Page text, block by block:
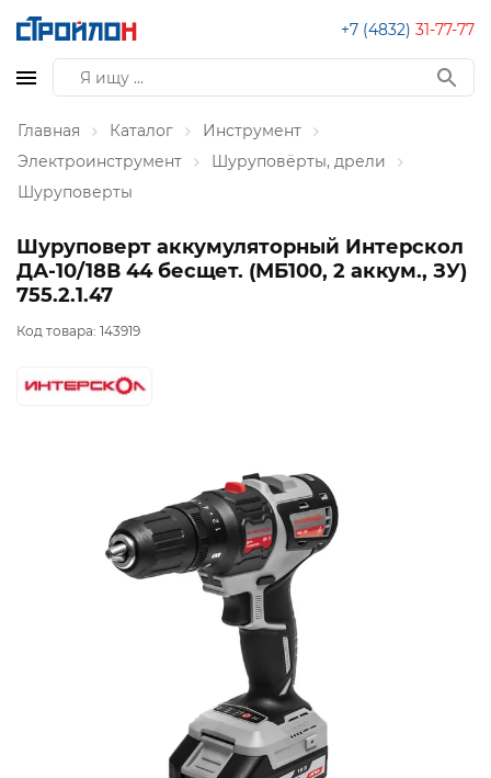
+7 (4832) 31-77-77
Главная Каталог
Инструмент
Электроинструмент
Шуруповёрты, дрели
Шуруповерты
Шуруповерт аккумуляторный Интерскол
ДА-10/18В 44 бесщет. (МБ100, 2 аккум., ЗУ)
755.2.1.47
Код товара: 143919